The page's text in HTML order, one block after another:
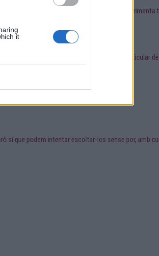
it
somnis amb aquest nivell de detall ni experimenta
les emocions i la vida simbòlica.
poden formar part de la teva manera particular
sí que podem intentar escoltar-los sense por, amb